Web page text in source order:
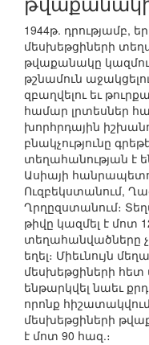
1944թ. դրությամբ,
մեսխեթցիների
թվաքանակը
թշնամուն
զբաղվելու եւ
համար լրտեսներ
խորհրդային
բնակչությունը
տեղահանության է
Ասիայի
Ուզբեկստանում,
Ղրղըզստանում։
թիվը կազմել է մոտ
տեղահանվածները
եղել։ Միեւնույն
մեսխեթցիների
ենթարկվել նաեւ
որոնք հիշատակվում
մեսխեթցիների
է մոտ 90 հազ.։